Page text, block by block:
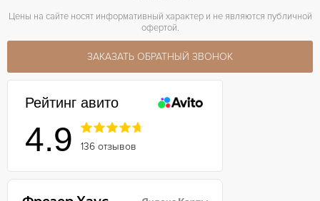
Цены на сайте носят информативный характер и не являются публичной
офертой.
ЗАКАЗАТЬ ОБРАТНЫЙ ЗВОНОК
Рейтинг авито
4.9 136 отзывов